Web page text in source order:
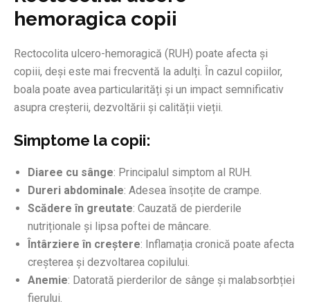
hemoragica copii
Rectocolita ulcero-hemoragică (RUH) poate afecta și
copiii, deși este mai frecventă la adulți. În cazul copiilor,
boala poate avea particularități și un impact semnificativ
asupra creșterii, dezvoltării și calității vieții.
Simptome la copii:
Diaree cu sânge: Principalul simptom al RUH.
Dureri abdominale: Adesea însoțite de crampe.
Scădere în greutate: Cauzată de pierderile
nutriționale și lipsa poftei de mâncare.
Întârziere în creștere: Inflamația cronică poate afecta
creșterea și dezvoltarea copilului.
Anemie: Datorată pierderilor de sânge și malabsorbției
fierului.